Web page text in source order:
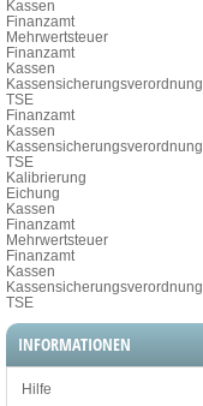
Kassen
Finanzamt
Mehrwertsteuer
Finanzamt
Kassen
Kassensicherungsverordnung
TSE
Finanzamt
Kassen
Kassensicherungsverordnung
TSE
Kalibrierung
Eichung
Kassen
Finanzamt
Mehrwertsteuer
Finanzamt
Kassen
Kassensicherungsverordnung
TSE
INFORMATIONEN
Hilfe